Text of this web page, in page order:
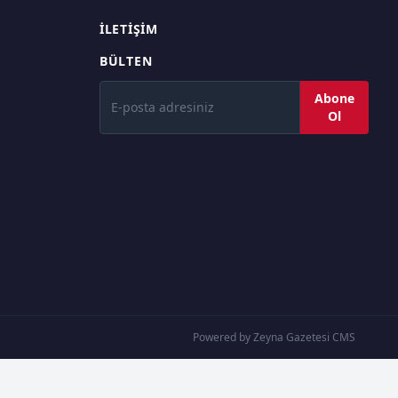
İLETIŞIM
BÜLTEN
Abone
Ol
Powered by Zeyna Gazetesi CMS